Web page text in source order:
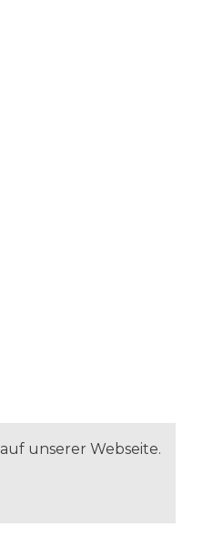
unserer Webseite.